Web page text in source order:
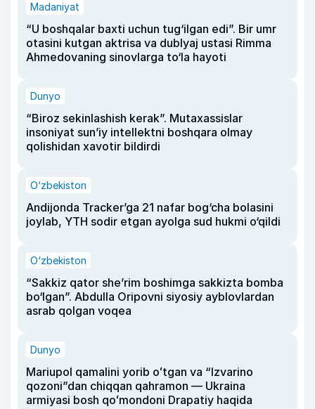
Madaniyat
“U boshqalar baxti uchun tug‘ilgan edi”. Bir umr
otasini kutgan aktrisa va dublyaj ustasi Rimma
Ahmedovaning sinovlarga to‘la hayoti
Dunyo
“Biroz sekinlashish kerak”. Mutaxassislar
insoniyat sun’iy intellektni boshqara olmay
qolishidan xavotir bildirdi
O‘zbekiston
Andijonda Tracker’ga 21 nafar bog‘cha bolasini
joylab, YTH sodir etgan ayolga sud hukmi o‘qildi
O‘zbekiston
“Sakkiz qator she’rim boshimga sakkizta bomba
bo‘lgan”. Abdulla Oripovni siyosiy ayblovlardan
asrab qolgan voqea
Dunyo
Mariupol qamalini yorib oʻtgan va “Izvarino
qozoni”dan chiqqan qahramon — Ukraina
armiyasi bosh qoʻmondoni Drapatiy haqida